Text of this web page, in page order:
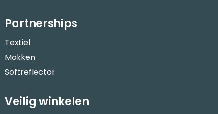
Partnerships
Textiel
Mokken
Softreflector
Veilig winkelen